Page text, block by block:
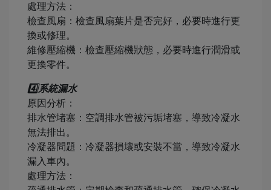
處理方法：
檢查風扇：檢查風扇葉片是否完好，必要時進行更
換或修理。
維修壓縮機：檢查壓縮機狀態，必要時進行潤滑或
更換零件。
4️⃣系統漏水
原因分析：
排水管堵塞：空調排水管被污垢堵塞，導致冷凝水
無法排出。
冷凝器問題：冷凝器損壞或安裝不當，導致冷凝水
漏入車內。
處理方法：